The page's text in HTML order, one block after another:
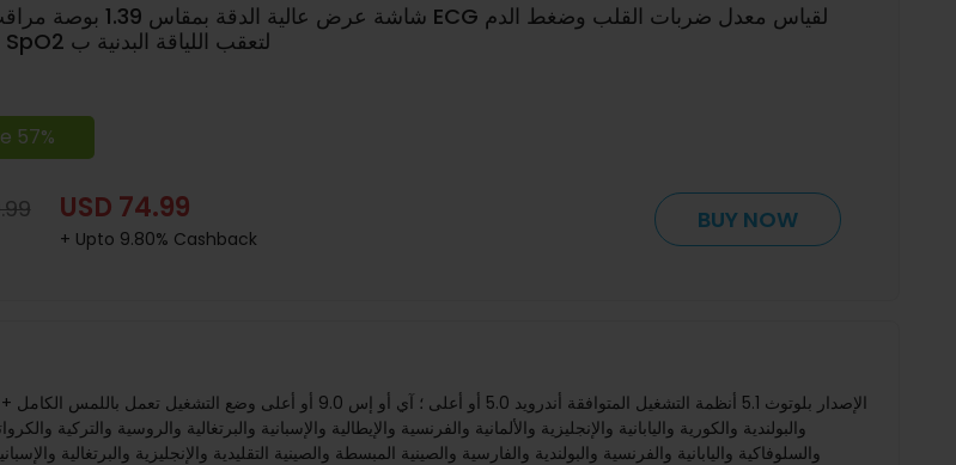
ومراقب SpO2 لتعقب اللياقة البدنية ب
57%
USD 74.99
+ Upto 9.80% Cashback
BUY NOW
والبولندية والكورية واليابانية والإنجليزية والألمانية والفرنسية والإيطالية والإسبانية والبرتغالية والروسية والتركية
والسلوفاكية واليابانية والفرنسية والبولندية والفارسية والصينية المبسطة والصينية التقليدية والإنجليزية والبرتغالية